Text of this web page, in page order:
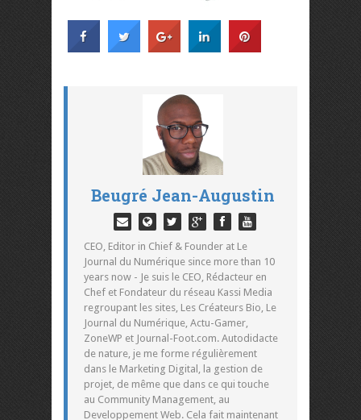
Beugré Jean-Augustin
CEO, Editor in Chief & Founder at Le
Journal du Numérique since more than 10
years now - Je suis le CEO, Rédacteur en
Chef et Fondateur du réseau Kassi Media
regroupant les sites, Les Créateurs Bio, Le
Journal du Numérique, Actu-Gamer,
ZoneWP et Journal-Foot.com. Autodidacte
de nature, je me forme régulièrement
dans le Marketing Digital, la gestion de
projet, de même que dans ce qui touche
au Community Management, au
Developpement Web. Cela fait maintenant